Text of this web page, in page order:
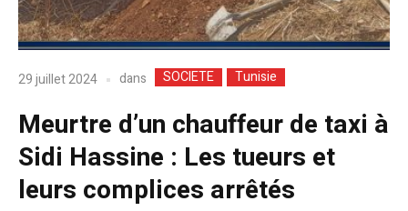
29 juillet 2024 dans SOCIETE Tunisie
Meurtre d’un chauffeur de taxi à
Sidi Hassine : Les tueurs et
leurs complices arrêtés